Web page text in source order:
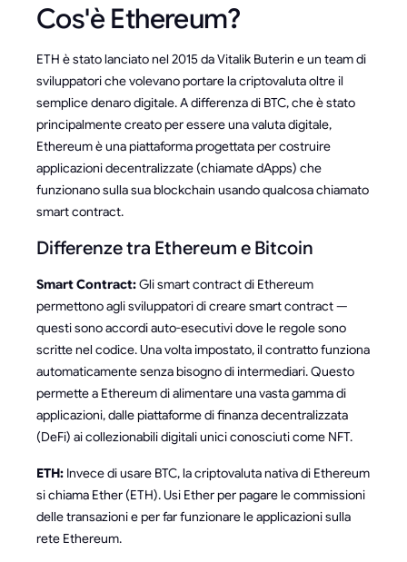
Cos'è Ethereum?
ETH è stato lanciato nel 2015 da Vitalik Buterin e un team di
sviluppatori che volevano portare la criptovaluta oltre il
semplice denaro digitale. A differenza di BTC, che è stato
principalmente creato per essere una valuta digitale,
Ethereum è una piattaforma progettata per costruire
applicazioni decentralizzate (chiamate dApps) che
funzionano sulla sua blockchain usando qualcosa chiamato
smart contract.
Differenze tra Ethereum e Bitcoin
Smart Contract:Gli smart contract di Ethereum
permettono agli sviluppatori di creare smart contract —
questi sono accordi auto-esecutivi dove le regole sono
scritte nel codice. Una volta impostato, il contratto funziona
automaticamente senza bisogno di intermediari. Questo
permette a Ethereum di alimentare una vasta gamma di
applicazioni, dalle piattaforme di finanza decentralizzata
(DeFi) ai collezionabili digitali unici conosciuti come NFT.
ETH: Invece di usare BTC, la criptovaluta nativa di Ethereum
si chiama Ether (ETH). Usi Ether per pagare le commissioni
delle transazioni e per far funzionare le applicazioni sulla
rete Ethereum.